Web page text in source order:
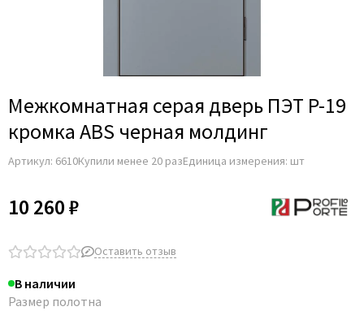
Межкомнатная серая дверь ПЭТ P-19
кромка ABS черная молдинг
Артикул: 6610Купили менее 20 разЕдиница измерения: шт
10 260 ₽
Оставить отзыв
В наличии
Размер полотна